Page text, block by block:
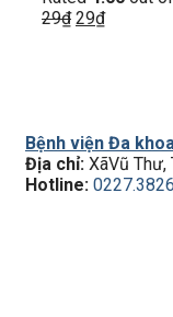
29₫ 29₫
Bệnh viện Đa
Địa chỉ: XãVũ Thư,
Hotline: